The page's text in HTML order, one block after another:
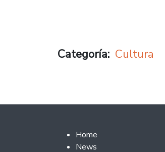
Categoría Cultura
Footer 2
Home
News